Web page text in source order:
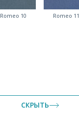
Romeo 10 Romeo 11
СКРЫТЬ